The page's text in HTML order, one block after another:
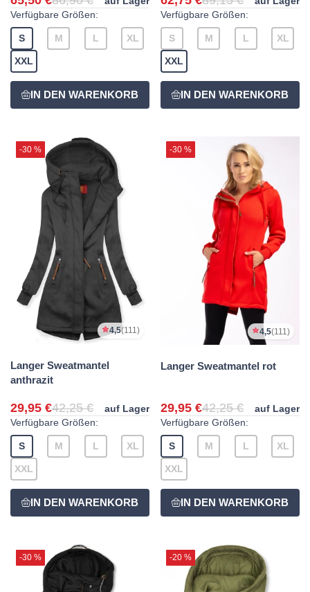
Verfügbare Größen:
S M L XL
XXL
Verfügbare Größen:
S M L XL
XXL
-30 %
4,5(111)
Langer Sweatmantel
anthrazit
29,95 €42,25 €
auf Lager
Verfügbare Größen:
S M L XL
XXL
-30 %
4,5(111)
Langer Sweatmantel rot
29,95 €42,25 €
auf Lager
Verfügbare Größen:
S M L XL
XXL
-30 % -20 %